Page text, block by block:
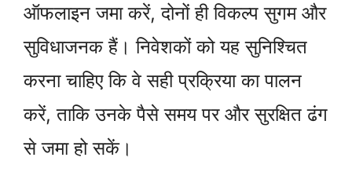
ऑफलाइन जमा करें, दोनों ही विकल्प सुगम और
सुविधाजनक हैं। निवेशकों को यह सुनिश्चित
करना चाहिए कि वे सही प्रक्रिया का पालन
करें, ताकि उनके पैसे समय पर और सुरक्षित ढंग
से जमा हो सकें।